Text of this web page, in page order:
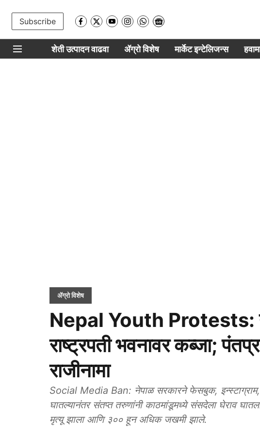
Subscribe
शेती उत्पादन वाढवा ॲग्रो विशेष मार्केट इन्टेलिजन्स
ॲग्रो विशेष
Nepal Youth Protests:
राष्ट्रपती भवनावर कब्जा;
राजीनामा
Social Media Ban: नेपाळ सरकारने फेसबुक, इन्स्टाग्राम,
घातल्यानंतर संतप्त तरुणांनी काठमांडूमध्ये संसदेला घेराव
मृत्यू झाला आणि ३०० हून अधिक जखमी झाले.